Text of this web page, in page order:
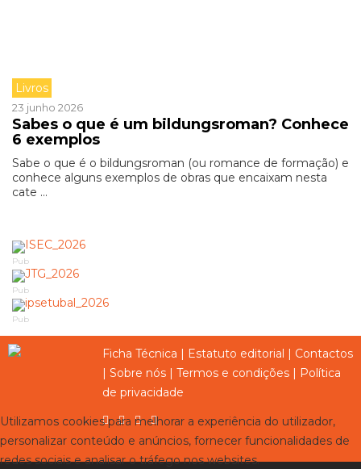
Livros
23 junho 2026
Sabes o que é um bildungsroman? Conhece
6 exemplos
Sabe o que é o bildungsroman (ou romance de formação) e
conhece alguns exemplos de obras que encaixam nesta
cate ...
Pub
Pub
Pub
Ficha Técnica | Estatuto editorial | Contactos
| Sobre nós | Termos e condições | Política
de privacidade
Utilizamos cookies para melhorar a experiência do utilizador,
personalizar conteúdo e anúncios, fornecer funcionalidades de
redes sociais e analisar o tráfego nos websites.